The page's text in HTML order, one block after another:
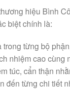
hiệu Bình
biệt chính là:
từng bộ
nhiệm cao cùng
túc, cẩn thận
đến từng chi tiết